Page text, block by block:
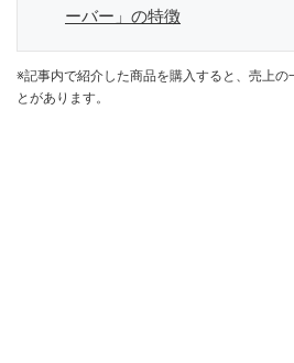
ーバー」の特徴
※記事内で紹介した商品を購入すると、売上の
とがあります。